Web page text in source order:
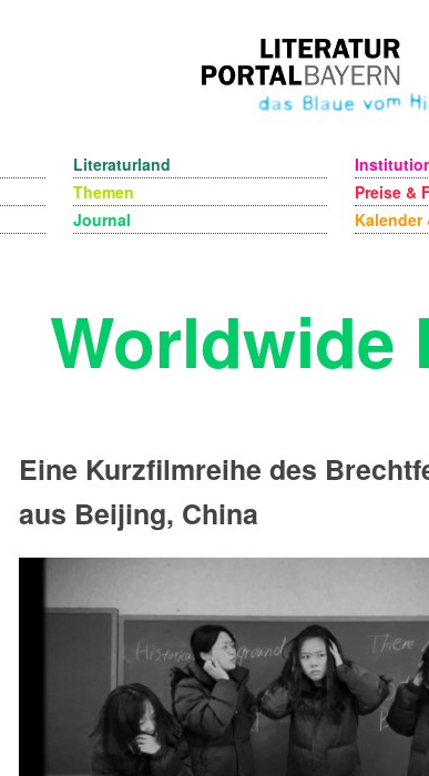
Literaturland
Themen
Journal
Preise &
Kalender
Worldwide
Eine Kurzfilmreihe des
aus Beijing, China